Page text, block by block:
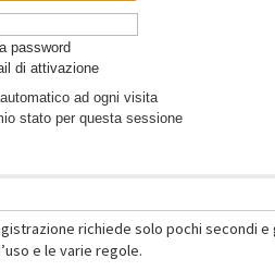
password
di attivazione
ad ogni visita
stato per questa sessione
richiede solo pochi secondi
e le varie regole.